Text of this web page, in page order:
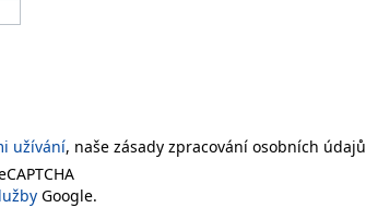
užívání, naše zásady zpracování osobních údajů
Google.